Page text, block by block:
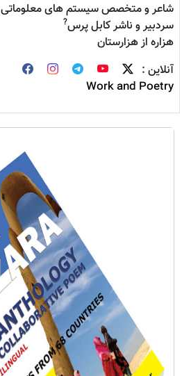
شاعر و متخصص سیستم های معلوماتی
سردبیر و ناشر کابل پرس?
هزاره از هزارستان
آنلاین :
Work and Poetry